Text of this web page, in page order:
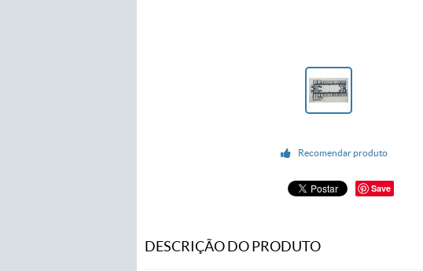
Recomendar produto
Save
DESCRIÇÃO DO PRODUTO